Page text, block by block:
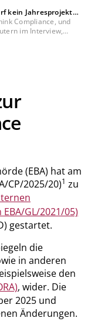
kein Jahresprojekt
Compliance, und
im Interview,
(EBA) hat am
CP/2025/20)1 zu
GL/2021/05)
gestartet.
die
in anderen
den
, wider. Die
2025 und
Änderungen.